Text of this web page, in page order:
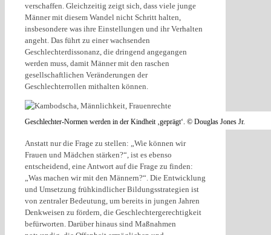
verschaffen. Gleichzeitig zeigt sich, dass viele junge
Männer mit diesem Wandel nicht Schritt halten,
insbesondere was ihre Einstellungen und ihr Verhalten
angeht. Das führt zu einer wachsenden
Geschlechterdissonanz, die dringend angegangen
werden muss, damit Männer mit den raschen
gesellschaftlichen Veränderungen der
Geschlechterrollen mithalten können.
Geschlechter-Normen werden in der Kindheit ‚geprägt‘. © Douglas Jones Jr.
Anstatt nur die Frage zu stellen: „Wie können wir
Frauen und Mädchen stärken?“, ist es ebenso
entscheidend, eine Antwort auf die Frage zu finden:
„Was machen wir mit den Männern?“. Die Entwicklung
und Umsetzung frühkindlicher Bildungsstrategien ist
von zentraler Bedeutung, um bereits in jungen Jahren
Denkweisen zu fördern, die Geschlechtergerechtigkeit
befürworten. Darüber hinaus sind Maßnahmen